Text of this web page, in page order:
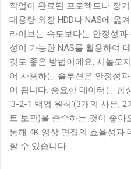
작업이 완료된 프로젝트나 장
대용량 외장 HDD나 NAS에 옮
라이브는 속도보다는 안정성과
성이 가능한 NAS를 활용하여
것도 좋은 방법이에요. 시놀로
어 사용하는 솔루션은 안정성
이 됩니다. 중요한 데이터는 항
'3-2-1 백업 원칙'(3개의 사본, 2
트 보관)을 준수하는 것이 좋아
통해 4K 영상 편집의 효율성과
할 수 있습니다.